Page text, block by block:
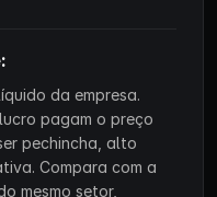
da empresa.
pagam o preço
pechincha, alto
Compara com a
mesmo setor,